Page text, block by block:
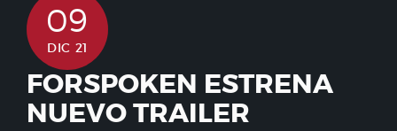
09
DIC 21
FORSPOKEN ESTRENA
NUEVO TRAILER